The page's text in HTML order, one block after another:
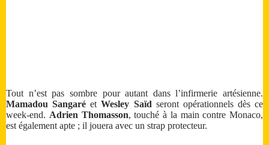
Tout n’est pas sombre pour autant dans l’infirmerie artésienne.
Mamadou Sangaré etWesley Saïd seront opérationnels dès ce
week-end. Adrien Thomasson, touché à la main contre Monaco,
est également apte ; il jouera avec un strap protecteur.